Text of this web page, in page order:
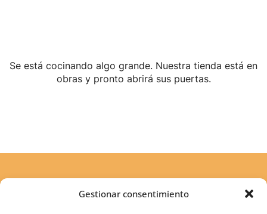
Gestionar consentimiento
Se está cocinando algo grande. Nuestra tienda está en
obras y pronto abrirá sus puertas.